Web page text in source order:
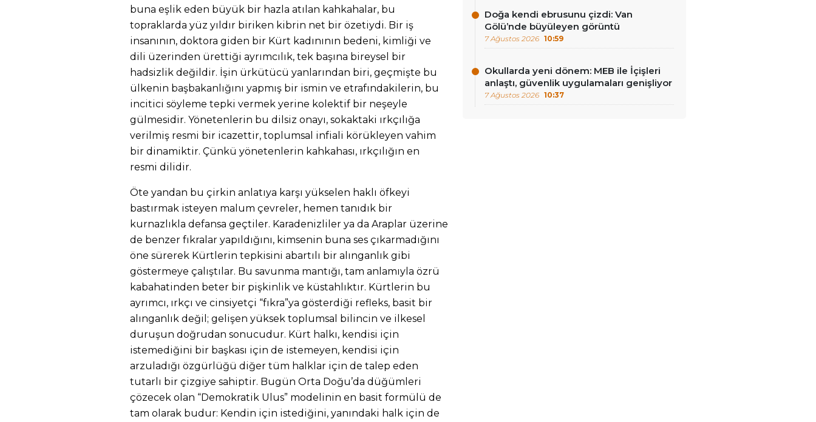
buna eşlik eden büyük bir hazla atılan kahkahalar, bu
topraklarda yüz yıldır biriken kibrin net bir özetiydi. Bir iş
insanının, doktora giden bir Kürt kadınının bedeni, kimliği ve
dili üzerinden ürettiği ayrımcılık, tek başına bireysel bir
hadsizlik değildir. İşin ürkütücü yanlarından biri, geçmişte bu
ülkenin başbakanlığını yapmış bir ismin ve etrafındakilerin, bu
incitici söyleme tepki vermek yerine kolektif bir neşeyle
gülmesidir. Yönetenlerin bu dilsiz onayı, sokaktaki ırkçılığa
verilmiş resmi bir icazettir, toplumsal infiali körükleyen vahim
bir dinamiktir. Çünkü yönetenlerin kahkahası, ırkçılığın en
resmi dilidir.
Öte yandan bu çirkin anlatıya karşı yükselen haklı öfkeyi
bastırmak isteyen malum çevreler, hemen tanıdık bir
kurnazlıkla defansa geçtiler. Karadenizliler ya da Araplar üzerine
de benzer fıkralar yapıldığını, kimsenin buna ses çıkarmadığını
öne sürerek Kürtlerin tepkisini abartılı bir alınganlık gibi
göstermeye çalıştılar. Bu savunma mantığı, tam anlamıyla özrü
kabahatinden beter bir pişkinlik ve küstahlıktır. Kürtlerin bu
ayrımcı, ırkçı ve cinsiyetçi “fıkra”ya gösterdiği refleks, basit bir
alınganlık değil; gelişen yüksek toplumsal bilincin ve ilkesel
duruşun doğrudan sonucudur. Kürt halkı, kendisi için
istemediğini bir başkası için de istemeyen, kendisi için
arzuladığı özgürlüğü diğer tüm halklar için de talep eden
tutarlı bir çizgiye sahiptir. Bugün Orta Doğu’da düğümleri
çözecek olan “Demokratik Ulus” modelinin en basit formülü de
tam olarak budur: Kendin için istediğini, yanındaki halk için de
Doğa kendi ebrusunu çizdi: Van
Gölü’nde büyüleyen görüntü
7 Ağustos 2026 10:59
Okullarda yeni dönem: MEB ile İçişleri
anlaştı, güvenlik uygulamaları genişliyor
7 Ağustos 2026 10:37